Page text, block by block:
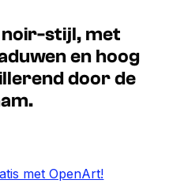
noir-stijl, met
en hoog
door de
met OpenArt!